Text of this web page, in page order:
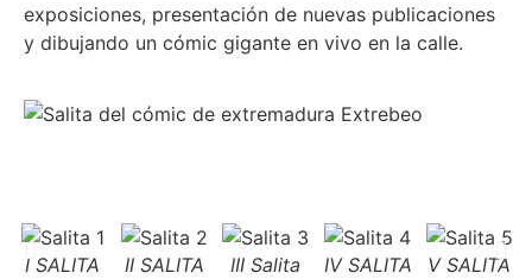
exposiciones, presentación de nuevas publicaciones
y dibujando un cómic gigante en vivo en la calle.
I SALITA II SALITA III Salita IV SALITA V SALITA